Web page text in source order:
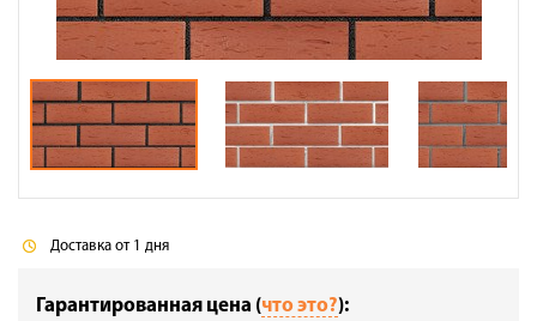
Доставка от 1 дня
Гарантированная цена (что это?):